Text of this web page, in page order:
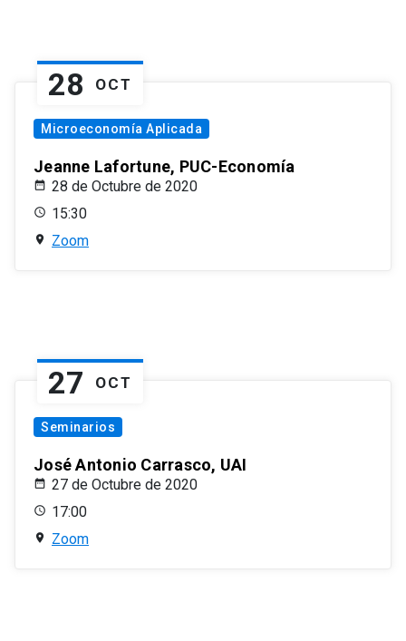
28 OCT
Microeconomía Aplicada
Jeanne Lafortune, PUC-Economía
28 de Octubre de 2020
15:30
Zoom
27 OCT
Seminarios
José Antonio Carrasco, UAI
27 de Octubre de 2020
17:00
Zoom